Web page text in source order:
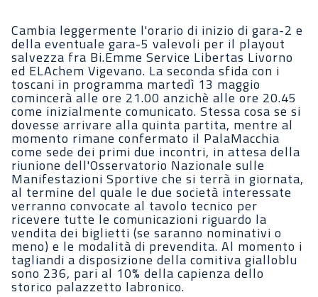
Cambia leggermente l'orario di inizio di gara-2 e
della eventuale gara-5 valevoli per il playout
salvezza fra Bi.Emme Service Libertas Livorno
ed ELAchem Vigevano. La seconda sfida con i
toscani in programma martedì 13 maggio
comincerà alle ore 21.00 anzichè alle ore 20.45
come inizialmente comunicato. Stessa cosa se si
dovesse arrivare alla quinta partita, mentre al
momento rimane confermato il PalaMacchia
come sede dei primi due incontri, in attesa della
riunione dell'Osservatorio Nazionale sulle
Manifestazioni Sportive che si terrà in giornata,
al termine del quale le due società interessate
verranno convocate al tavolo tecnico per
ricevere tutte le comunicazioni riguardo la
vendita dei biglietti (se saranno nominativi o
meno) e le modalità di prevendita. Al momento i
tagliandi a disposizione della comitiva gialloblu
sono 236, pari al 10% della capienza dello
storico palazzetto labronico.